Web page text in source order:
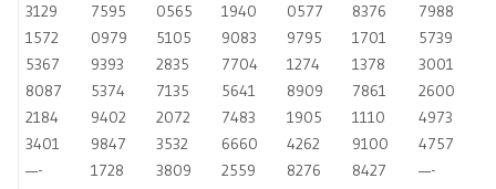
3129
7595 0565 1940 0577 8376
7988
1572
0979 5105 9083 9795 1701
5739
5367
9393 2835 7704 1274 1378
3001
8087
5374 7135 5641 8909 7861
2600
2184
9402 2072 7483 1905 1110
4973
3401
9847 3532 6660 4262 9100
4757
—-
1728 3809 2559 8276 8427 —-